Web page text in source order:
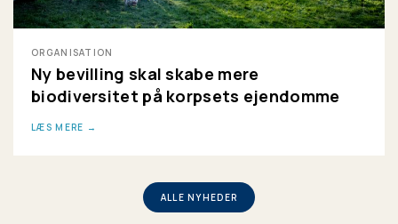
ORGANISATION
Ny bevilling skal skabe mere
biodiversitet på korpsets ejendomme
LÆS MERE
ALLE NYHEDER